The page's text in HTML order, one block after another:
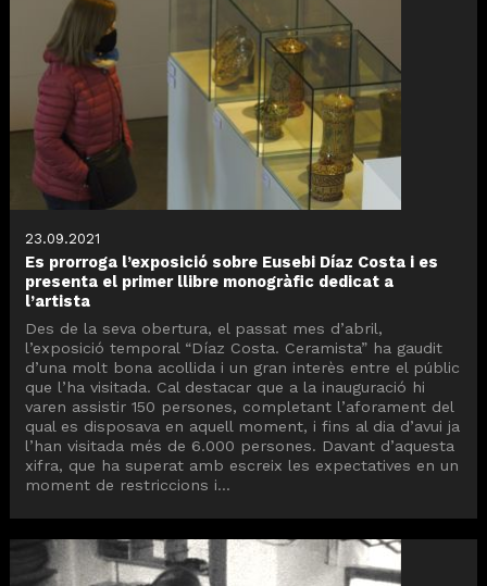
23.09.2021
Es prorroga l’exposició sobre Eusebi Díaz Costa i es
presenta el primer llibre monogràfic dedicat a
l’artista
Des de la seva obertura, el passat mes d’abril,
l’exposició temporal “Díaz Costa. Ceramista” ha gaudit
d’una molt bona acollida i un gran interès entre el públic
que l’ha visitada. Cal destacar que a la inauguració hi
varen assistir 150 persones, completant l’aforament del
qual es disposava en aquell moment, i fins al dia d’avui ja
l’han visitada més de 6.000 persones. Davant d’aquesta
xifra, que ha superat amb escreix les expectatives en un
moment de restriccions i...